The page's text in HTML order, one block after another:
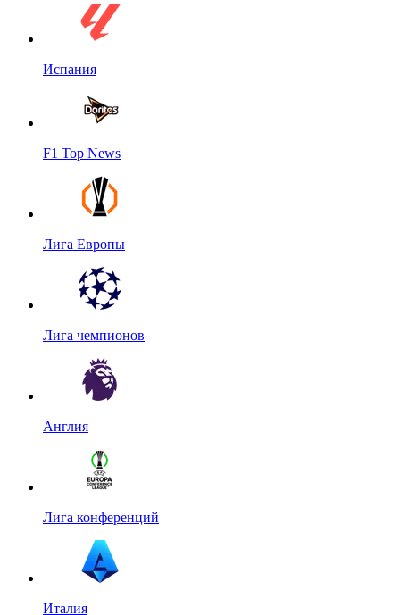
Испания
F1 Top News
Лига Европы
Лига чемпионов
Англия
Лига конференций
Италия